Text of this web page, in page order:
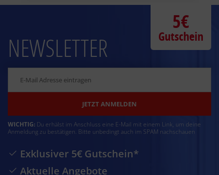
NEWSLETTER
JETZT ANMELDEN
WICHTIG: Du erhälst im Anschluss eine E-Mail mit einem Link, um deine
Anmeldung zu bestätigen. Bitte unbedingt auch im SPAM nachschauen
Exklusiver 5€ Gutschein*
Aktuelle Angebote
5€
Gutschein